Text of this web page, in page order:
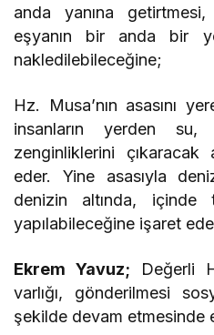
anda yanına
eşyanın bir anda bir
nakledilebileceğine;
Hz. Musa’nın asasını
insanların yerden
zenginliklerini
eder. Yine asasıyla
denizin altında,
yapılabileceğine işaret
Ekrem Yavuz; Değerli
varlığı, gönderilmesi
şekilde devam etmesinde